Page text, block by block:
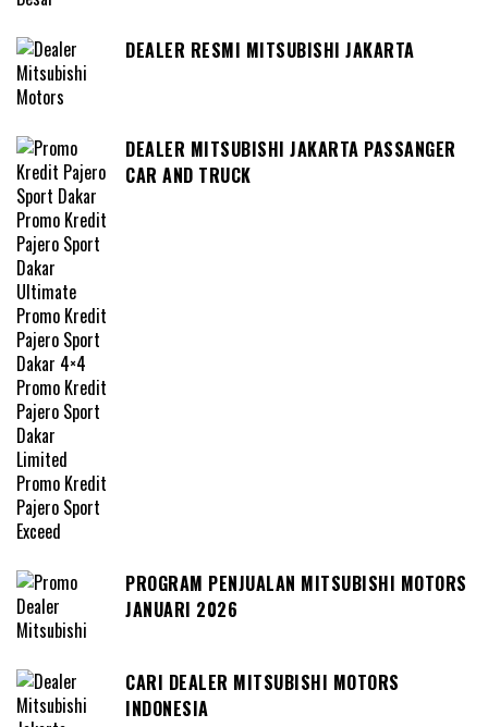
DEALER RESMI MITSUBISHI JAKARTA
DEALER MITSUBISHI JAKARTA PASSANGER
CAR AND TRUCK
PROGRAM PENJUALAN MITSUBISHI MOTORS
JANUARI 2026
CARI DEALER MITSUBISHI MOTORS
INDONESIA